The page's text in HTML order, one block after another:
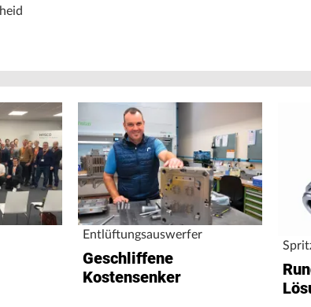
Entlüftungsauswerfer
Geschliffene
Kostensenker